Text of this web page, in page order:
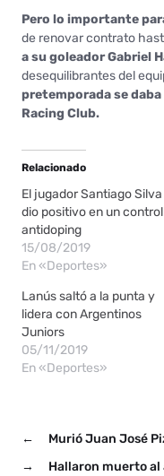
Pero lo importante
de renovar contrato
a su goleador Gabriel
desequilibrantes del
pretemporada se
Racing Club.
Relacionado
El jugador Santiago Silva
dio positivo en un control
antidoping
15/08/2019
En «Deportes»
Lanús saltó a la punta y
lidera con Argentinos
Juniors
05/11/2019
En «Deportes»
←
Murió Juan José
→
Hallaron muerto